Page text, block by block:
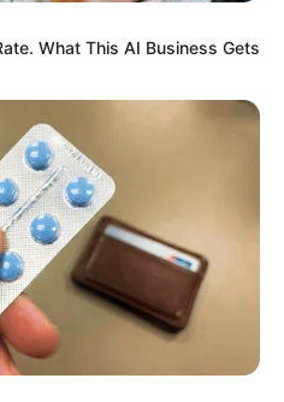
A Pitch-Perfect
What This AI Business Gets